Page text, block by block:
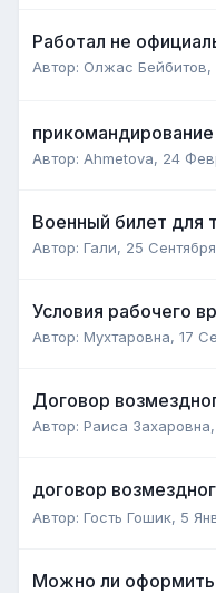
Работал не
Автор: Олжас Бейбитов,
прикомандирование
Автор: Ahmetova, 24
Военный билет для
Автор: Гали, 25
Условия рабочего
Автор: Мухтаровна, 17
Договор
Автор: Раиса Захаровна,
договор
Автор: Гость Гошик, 5
Можно ли оформить